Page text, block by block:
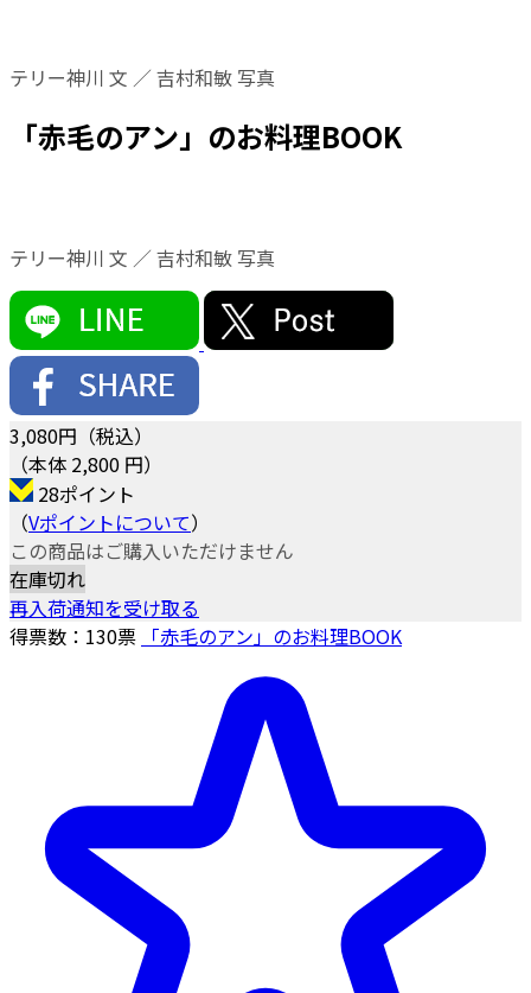
テリー神川 文 ／ 吉村和敏 写真
「赤毛のアン」のお料理BOOK
テリー神川 文 ／ 吉村和敏 写真
3,080円（税込）
（本体 2,800 円）
28ポイント
（Vポイントについて）
この商品はご購入いただけません
在庫切れ
再入荷通知を受け取る
得票数： 130票 「赤毛のアン」のお料理BOOK